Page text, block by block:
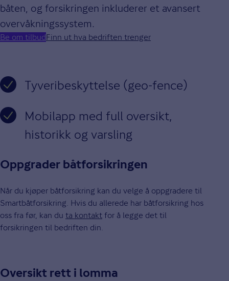
båten, og forsikringen inkluderer et avansert
overvåkningssystem.
Be om tilbudFinn ut hva bedriften trenger
Tyveribeskyttelse (geo-fence)
Mobilapp med full oversikt,
historikk og varsling
Oppgrader båtforsikringen
Når du kjøper båtforsikring kan du velge å oppgradere til
Smartbåtforsikring. Hvis du allerede har båtforsikring hos
oss fra før, kan du ta kontakt for å legge det til
forsikringen til bedriften din.
Oversikt rett i lomma